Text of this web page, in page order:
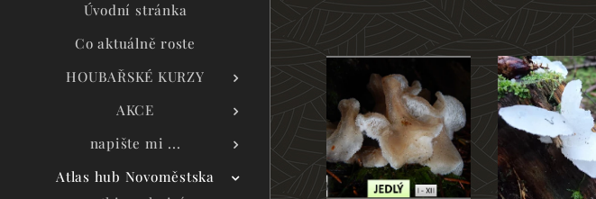
Úvodní stránka
Co aktuálně roste
HOUBAŘSKÉ KURZY
AKCE
napište mi ...
Atlas hub Novoměstska